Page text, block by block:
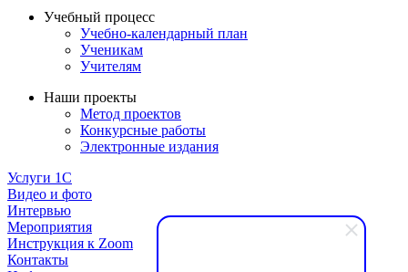
Учебный процесс
Учебно-календарный план
Ученикам
Учителям
Наши проекты
Метод проектов
Конкурсные работы
Электронные издания
Услуги 1C
Видео и фото
Интервью
Мероприятия
Инструкция к Zoom
Контакты